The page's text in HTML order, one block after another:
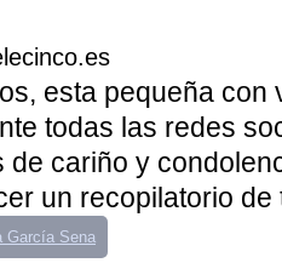
esta pequeña con
todas las redes
de cariño y
un recopilatorio de
García Sena